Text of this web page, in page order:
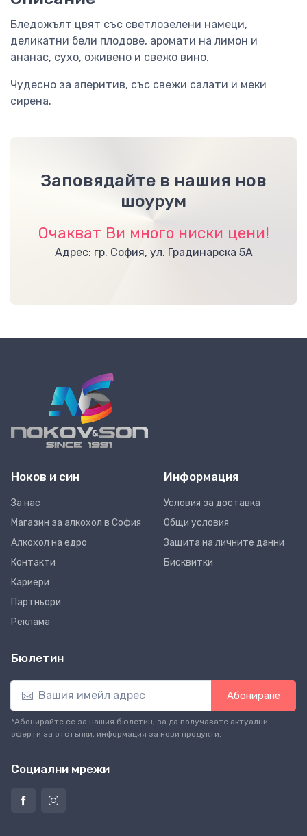
Бледожълт цвят със светлозелени намеци,
деликатни бели плодове, аромати на лимон и
ананас, сухо, оживено и свежо вино.
Чудесно за аперитив, със свежи салати и меки
сирена.
Заповядайте в нашия нов
шоурум
Очакват Ви много ниски цени!
Адрес: гр. София, ул. Градинарска 5А
Ноков и син
За нас
Магазин за алкохол в София
Алкохол на едро
Контакти
Кариери
Партньори
Реклама
Информация
Условия за доставка
Общи условия
Защита на личните данни
Бисквитки
Бюлетин
Абониране
*Абонирайте се за нашия бюлетин, за да получавате актуални
оферти за отстъпки, информация за нови продукти.
Социални мрежи